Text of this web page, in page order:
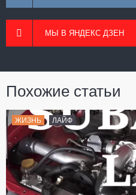
МЫ В ЯНДЕКС ДЗЕН
Похожие статьи
ЖИЗНЬ ЛАЙФ